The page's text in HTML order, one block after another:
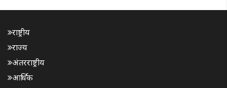
राष्ट्रीय
राज्य
अंतरराष्ट्रीय
आर्थिक